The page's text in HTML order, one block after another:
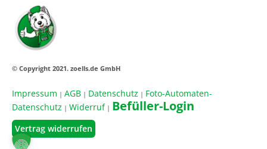
© Copyright 2021. zoells.de GmbH
Impressum | AGB | Datenschutz | Foto-Automaten-
Datenschutz | Widerruf | Befüller-Login
Vertrag widerrufen